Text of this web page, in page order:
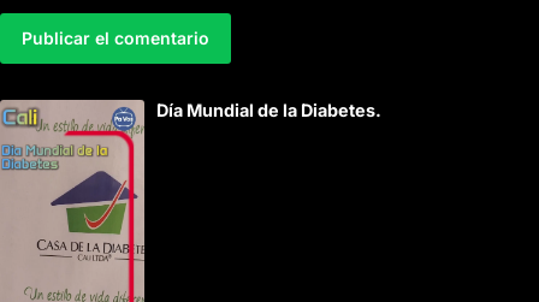
l
t
Día Mundial de la Diabetes.